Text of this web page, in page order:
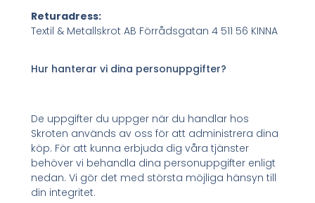
Returadress:
Textil & Metallskrot AB Förrådsgatan 4 511 56 KINNA
Hur hanterar vi dina personuppgifter?
De uppgifter du uppger när du handlar hos
Skroten används av oss för att administrera dina
köp. För att kunna erbjuda dig våra tjänster
behöver vi behandla dina personuppgifter enligt
nedan. Vi gör det med största möjliga hänsyn till
din integritet.